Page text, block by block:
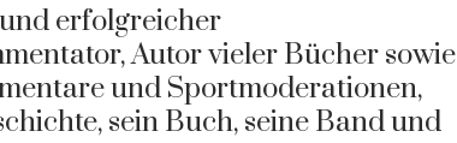
erfolgreicher
Autor vieler Bücher sowie
und Sportmoderationen,
sein Buch, seine Band und